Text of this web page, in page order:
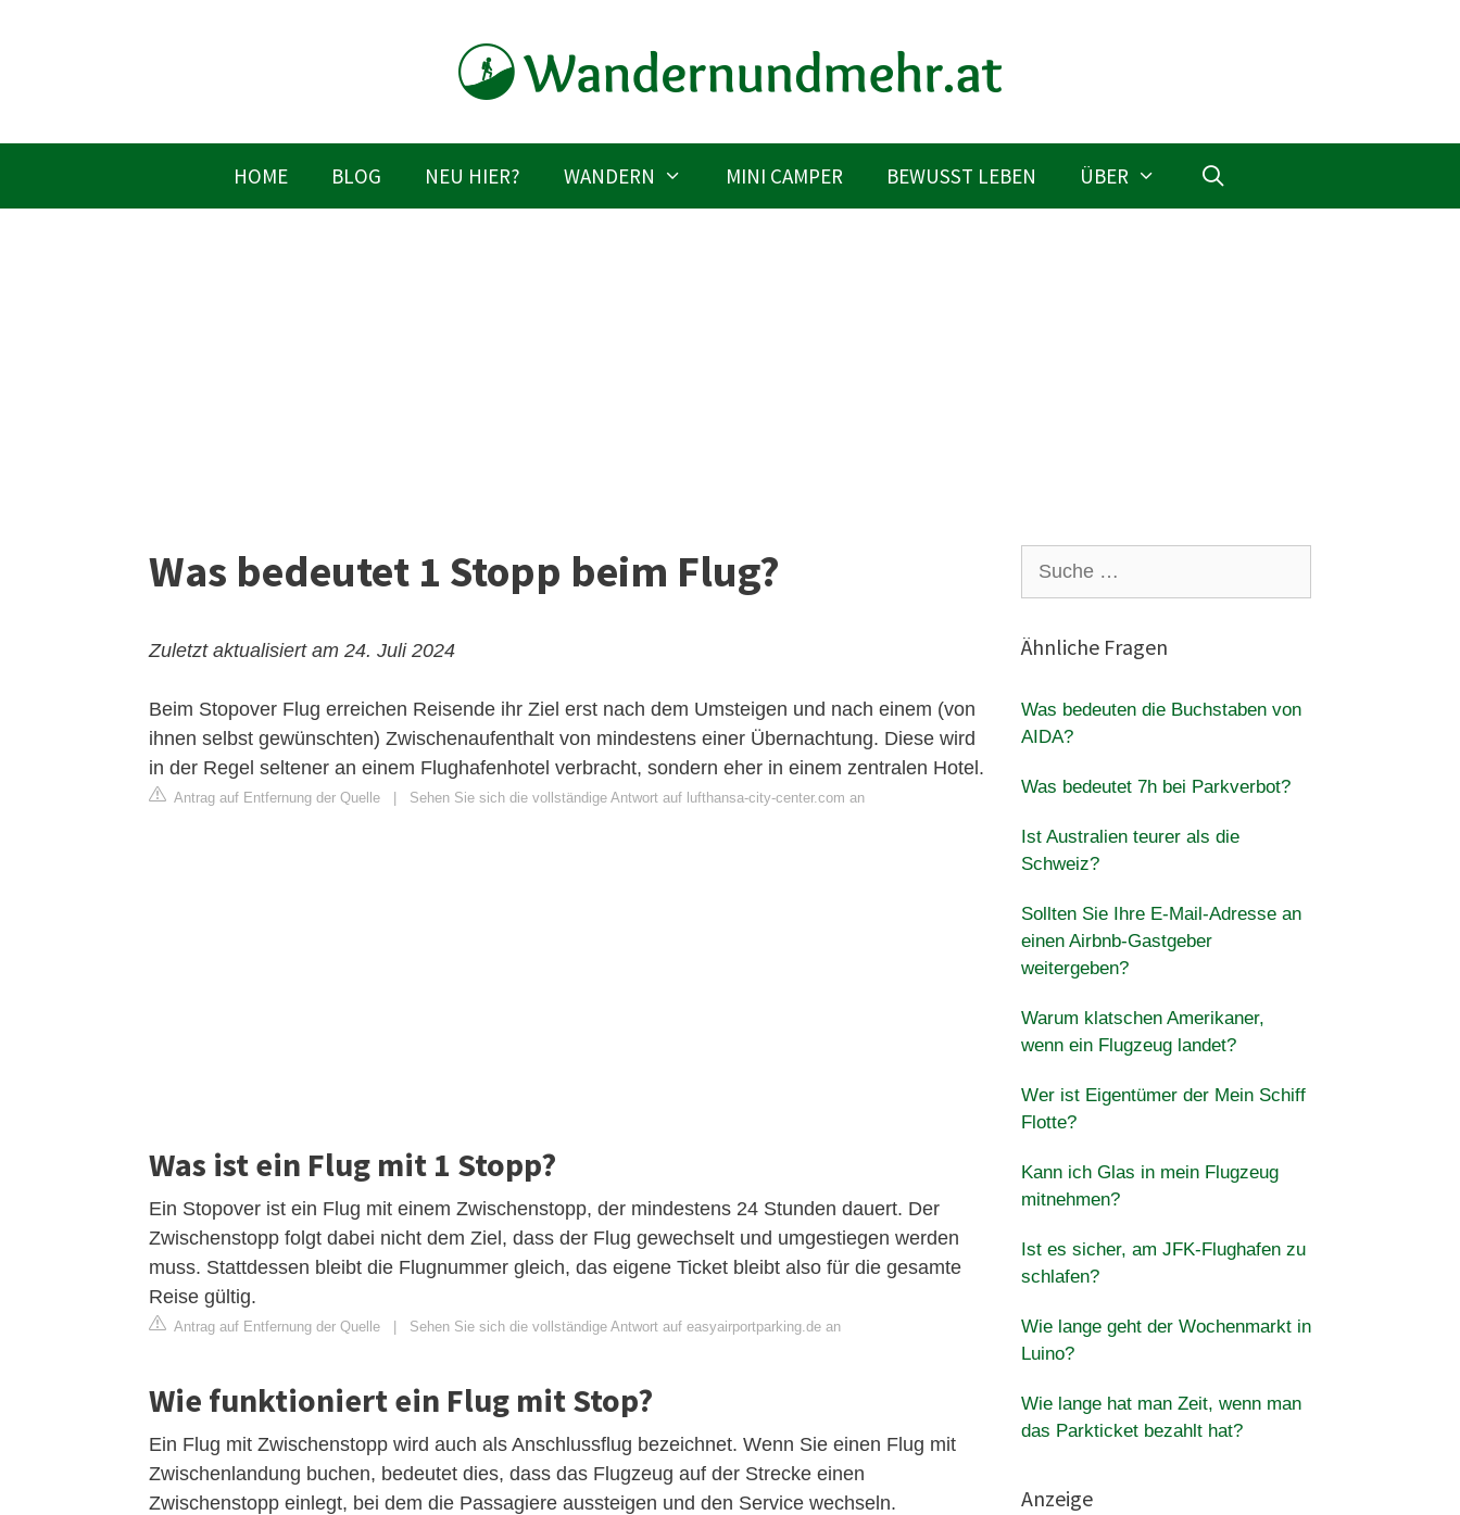
HOME BLOG NEU HIER? WANDERN MINI CAMPER BEWUSST LEBEN ÜBER
Was bedeutet 1 Stopp beim Flug?
Zuletzt aktualisiert am 24. Juli 2024
Beim Stopover Flug erreichen Reisende ihr Ziel erst nach dem Umsteigen und nach einem (von
ihnen selbst gewünschten) Zwischenaufenthalt von mindestens einer Übernachtung. Diese wird
in der Regel seltener an einem Flughafenhotel verbracht, sondern eher in einem zentralen Hotel.
Antrag auf Entfernung der Quelle Sehen Sie sich die vollständige Antwort auf lufthansa-city-center.com an
Was ist ein Flug mit 1 Stopp?
Ein Stopover ist ein Flug mit einem Zwischenstopp, der mindestens 24 Stunden dauert. Der
Zwischenstopp folgt dabei nicht dem Ziel, dass der Flug gewechselt und umgestiegen werden
muss. Stattdessen bleibt die Flugnummer gleich, das eigene Ticket bleibt also für die gesamte
Reise gültig.
Antrag auf Entfernung der Quelle Sehen Sie sich die vollständige Antwort auf easyairportparking.de an
Wie funktioniert ein Flug mit Stop?
Ein Flug mit Zwischenstopp wird auch als Anschlussflug bezeichnet. Wenn Sie einen Flug mit
Zwischenlandung buchen, bedeutet dies, dass das Flugzeug auf der Strecke einen
Zwischenstopp einlegt, bei dem die Passagiere aussteigen und den Service wechseln.
nach:
Ähnliche Fragen
Was bedeuten die Buchstaben von
AIDA?
Was bedeutet 7h bei Parkverbot?
Ist Australien teurer als die
Schweiz?
Sollten Sie Ihre E-Mail-Adresse an
einen Airbnb-Gastgeber
weitergeben?
Warum klatschen Amerikaner,
wenn ein Flugzeug landet?
Wer ist Eigentümer der Mein Schiff
Flotte?
Kann ich Glas in mein Flugzeug
mitnehmen?
Ist es sicher, am JFK-Flughafen zu
schlafen?
Wie lange geht der Wochenmarkt in
Luino?
Wie lange hat man Zeit, wenn man
das Parkticket bezahlt hat?
Anzeige